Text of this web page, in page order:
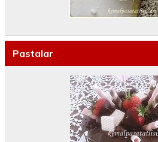
Pastalar